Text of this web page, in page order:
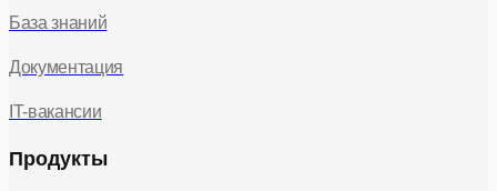
База знаний
Документация
IT-вакансии
Продукты